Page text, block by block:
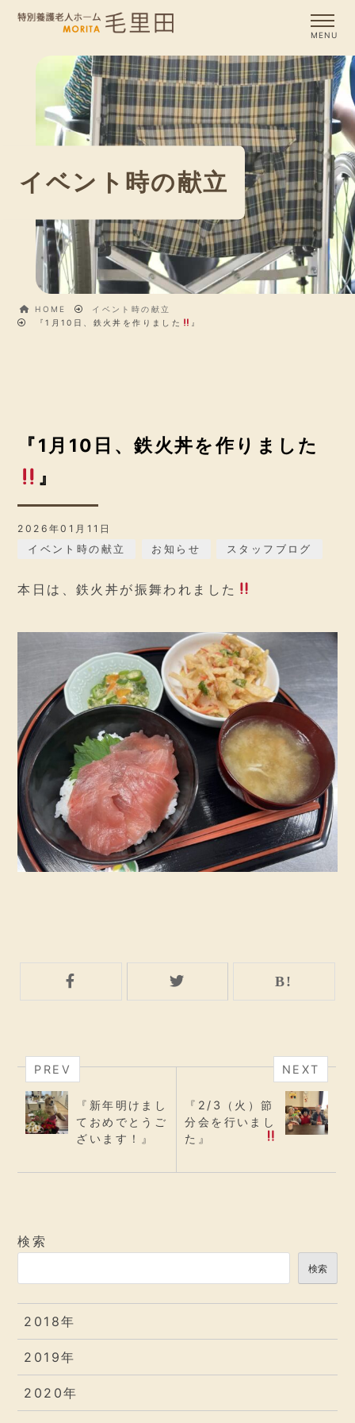
イベント時の献立
HOME
イベント時の献立
『1月10日、鉄火丼を作りました
』
『1月10日、鉄火丼を作りました
』
2026年01月11日
イベント時の献立
お知らせ スタッフブログ
本日は、鉄火丼が振舞われました
PREV
『新年明けまし
ておめでとうご
ざいます！』
NEXT
『2/3（火）節
分会を行いまし
た 』
検索
検索
2018年
2019年
2020年